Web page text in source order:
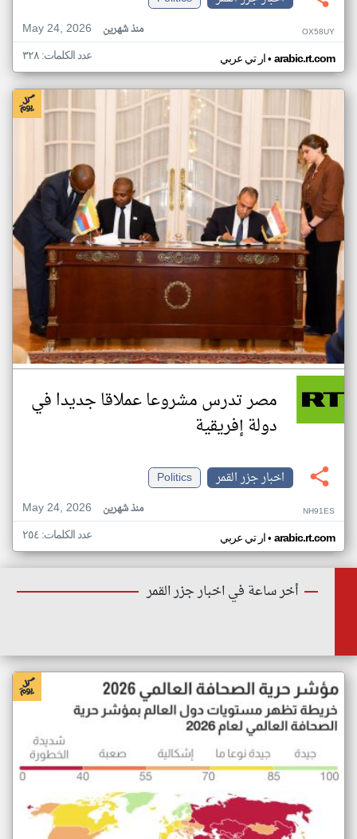
May 24, 2026
منذ شهرين OX58UY
ار تي عربي• arabic.rt.com عدد الكلمات: ٣٢٨
مصر تدرس مشروعا عملاقا جديدا في
دولة إفريقية
اخبار جزر القمر
Politics
May 24, 2026
منذ شهرين NH91ES
ار تي عربي• arabic.rt.com عدد الكلمات: ٢٥٤
أخر ساعة في اخبار جزر القمر